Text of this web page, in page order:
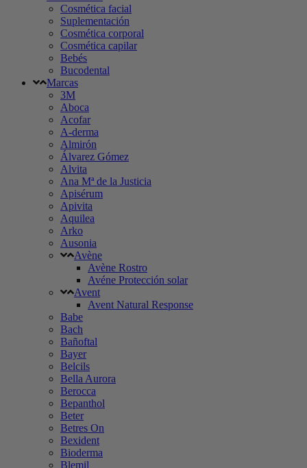
Cosmética facial
Suplementación
Cosmética corporal
Cosmética capilar
Bebés
Bucodental
Marcas
3M
Aboca
Acofar
A-derma
Almirón
Álvarez Gómez
Alvita
Ana Mª de la Justicia
Apisérum
Apivita
Aquilea
Arko
Ausonia
Avène
Avène Rostro
Avéne Protección solar
Avent
Avent Natural Response
Babe
Bach
Bañoftal
Bayer
Belcils
Bella Aurora
Berocca
Bepanthol
Beter
Betres On
Bexident
Bioderma
Blemil